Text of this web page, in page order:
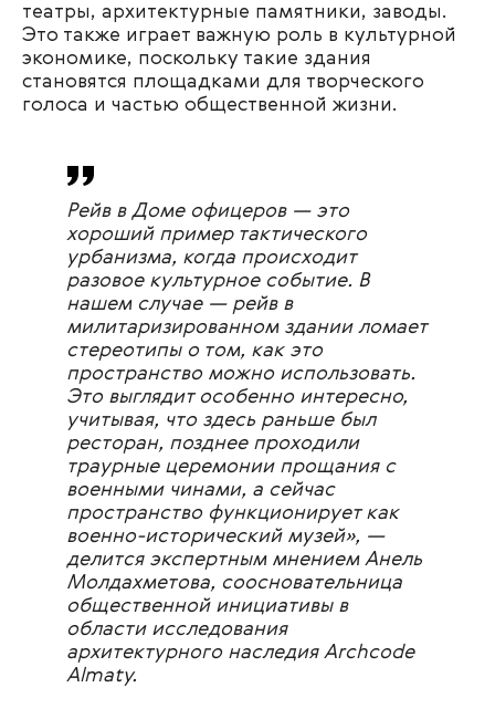
театры, архитектурные памятники, заводы.
Это также играет важную роль в культурной
экономике, поскольку такие здания
становятся площадками для творческого
голоса и частью общественной жизни.
Рейв в Доме офицеров — это
хороший пример тактического
урбанизма, когда происходит
разовое культурное событие. В
нашем случае — рейв в
милитаризированном здании ломает
стереотипы о том, как это
пространство можно использовать.
Это выглядит особенно интересно,
учитывая, что здесь раньше был
ресторан, позднее проходили
траурные церемонии прощания с
военными чинами, а сейчас
пространство функционирует как
военно-исторический музей», —
делится экспертным мнением Анель
Молдахметова, соосновательница
общественной инициативы в
области исследования
архитектурного наследия Archcode
Almaty.